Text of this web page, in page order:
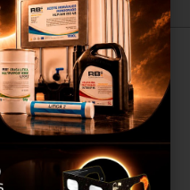
Referencias:
Máquinas:
mejor
realizar
que nos
servicio y
mejores